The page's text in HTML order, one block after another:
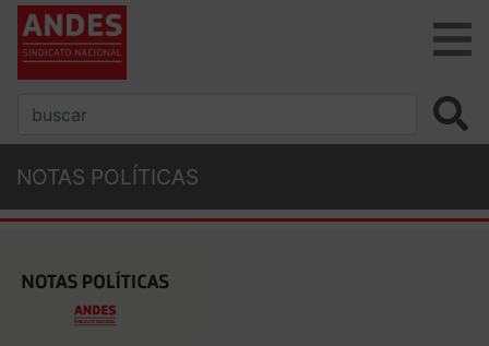
NOTAS POLÍTICAS